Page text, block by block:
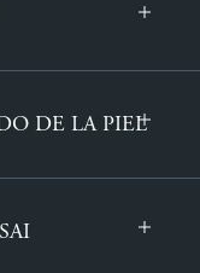
DE LA PIEL